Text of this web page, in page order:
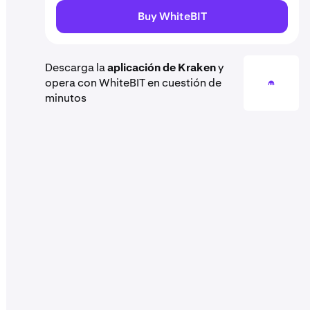
Buy WhiteBIT
Descarga laaplicación de Krakeny
opera con WhiteBIT en cuestión de
minutos